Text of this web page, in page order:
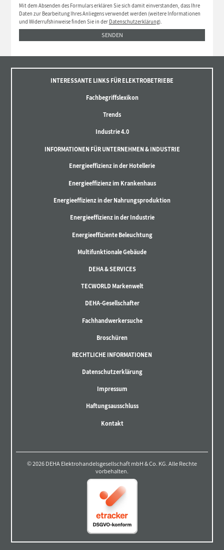
Mit dem Absenden des Formulars erklären Sie sich damit einverstanden, dass Ihre
Daten zur Bearbeitung Ihres Anliegens verwendet werden (weitere Informationen
und Widerrufshinweise finden Sie in der Datenschutzerklärung).
SENDEN
INTERESSANTE LINKS FÜR ELEKTROBETRIEBE
Fachbegriffslexikon
Trends
Industrie 4.0
INFORMATIONEN FÜR UNTERNEHMEN & INDUSTRIE
Energieeffizienz in der Hotellerie
Energieeffizienz im Krankenhaus
Energieeffizienz in der Nahrungsproduktion
Energieeffizienz in der Industrie
Energieeffiziente Beleuchtung
Multifunktionale Gebäude
DEHA & SERVICES
TECWORLD Markenwelt
DEHA-Gesellschafter
Fachhandwerkersuche
Broschüren
RECHTLICHE INFORMATIONEN
Datenschutzerklärung
Impressum
Haftungsausschluss
Kontakt
© 2026 DEHA Elektrohandelsgesellschaft mbH & Co. KG. Alle Rechte
vorbehalten.